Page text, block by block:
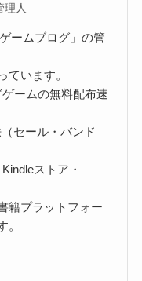
理人
ームブログ」の管
ています。
ームの無料配布速
セール・バンド
ストア・
籍プラットフォー
。